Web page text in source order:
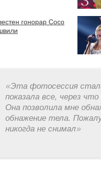
гонорар Сосо
«Эта фотосессия
показала все, через
Она позволила мне
обнажение тела.
никогда не снимал»